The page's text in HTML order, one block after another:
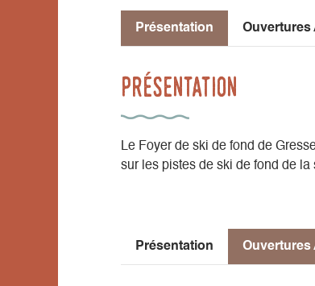
Présentation Ouvertures
Présentation
Le Foyer de ski de fond de
sur les pistes de ski de fond de la
Présentation Ouvertures